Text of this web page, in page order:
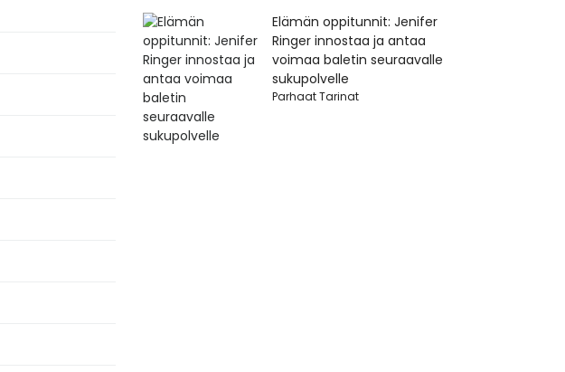
Elämän oppitunnit: Jenifer
Ringer innostaa ja antaa
voimaa baletin seuraavalle
sukupolvelle
Parhaat Tarinat